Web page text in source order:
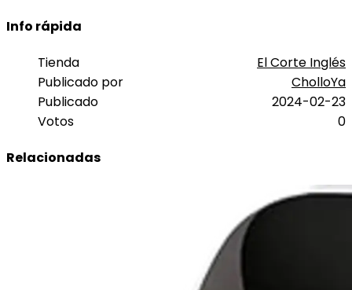
Info rápida
Tienda
El Corte Inglés
Publicado por
CholloYa
Publicado
2024-02-23
Votos
0
Relacionadas